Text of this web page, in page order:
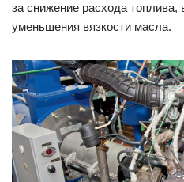
за снижение расхода топлива,
уменьшения вязкости масла.